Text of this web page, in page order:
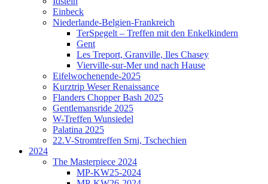
Einbeck
Niederlande-Belgien-Frankreich
TerSpegelt – Treffen mit den Enkelkindern
Gent
Les Treport, Granville, Iles Chasey
Vierville-sur-Mer und nach Hause
Eifelwochenende-2025
Kurztrip Weser Renaissance
Flanders Chopper Bash 2025
Gentlemansride 2025
W-Treffen Wunsiedel
Palatina 2025
22.V-Stromtreffen Srni, Tschechien
2024
The Masterpiece 2024
MP-KW25-2024